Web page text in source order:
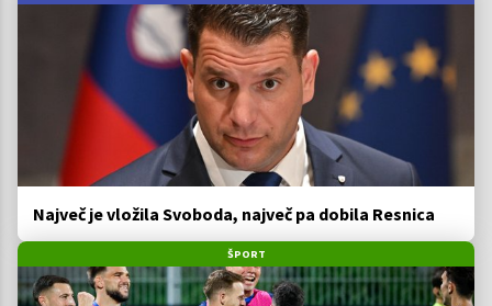
Največ je vložila Svoboda, največ pa dobila Resnica
ŠPORT